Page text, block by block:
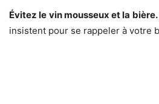
Évitez le vin mousseux et la bière.
insistent pour se rappeler à votre